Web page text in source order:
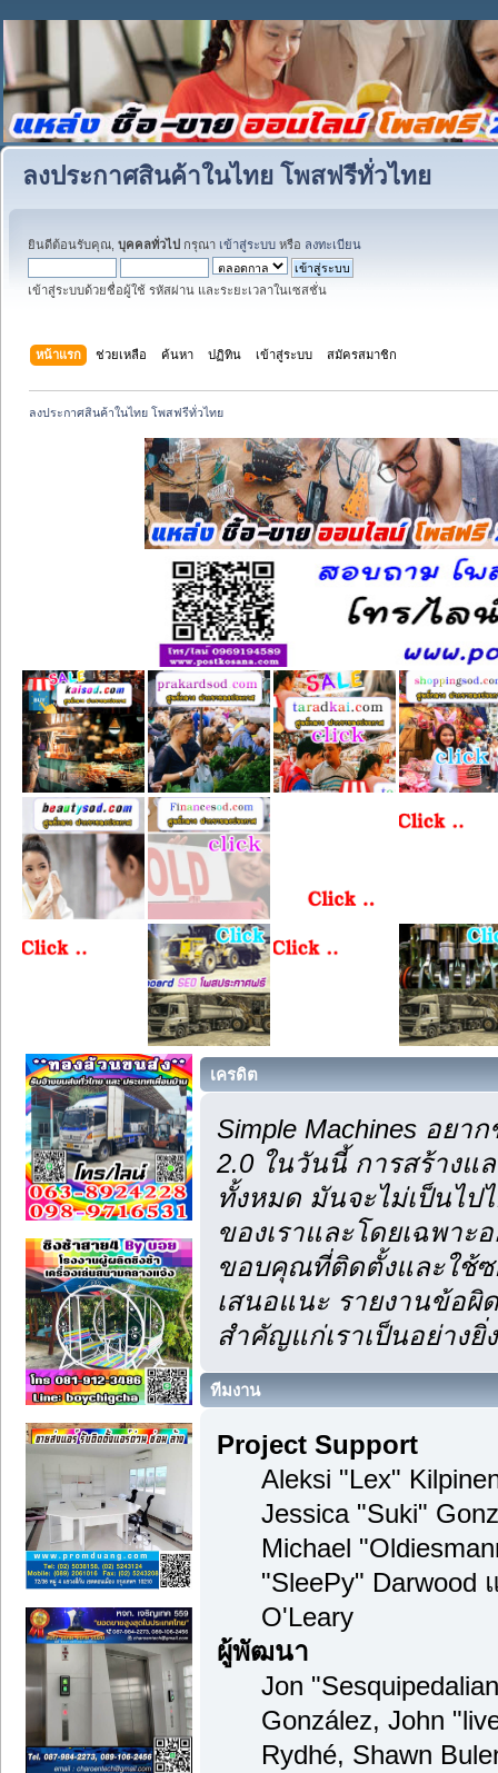
ลงประกาศสินค้าในไทย โพสฟรีทั่วไทย
ยินดีต้อนรับคุณ, บุคคลทั่วไป กรุณา เข้าสู่ระบบ หรือ ลงทะเบียน
เข้าสู่ระบบด้วยชื่อผู้ใช้ รหัสผ่าน และระยะเวลาในเซสชั่น
หน้าแรก ช่วยเหลือ ค้นหา ปฏิทิน เข้าสู่ระบบ สมัครสมาชิก
ลงประกาศสินค้าในไทย โพสฟรีทั่วไทย
เครดิต
Simple Machines อย
2.0 ในวันนี้ การสร้างแ
ทั้งหมด มันจะไม่เป็นไป
ของเราและโดยเฉพาะ
ขอบคุณที่ติดตั้งและใช้ซ
เสนอแนะ รายงานข้อผิ
สำคัญแก่เราเป็นอย่างยิ่ง
ทีมงาน
Project Support
Aleksi "Lex"
Jessica "Suki"
Michael
"SleePy" Darwood
O'Leary
ผู้พัฒนา
Jon
González, John
Rydhé, Shawn